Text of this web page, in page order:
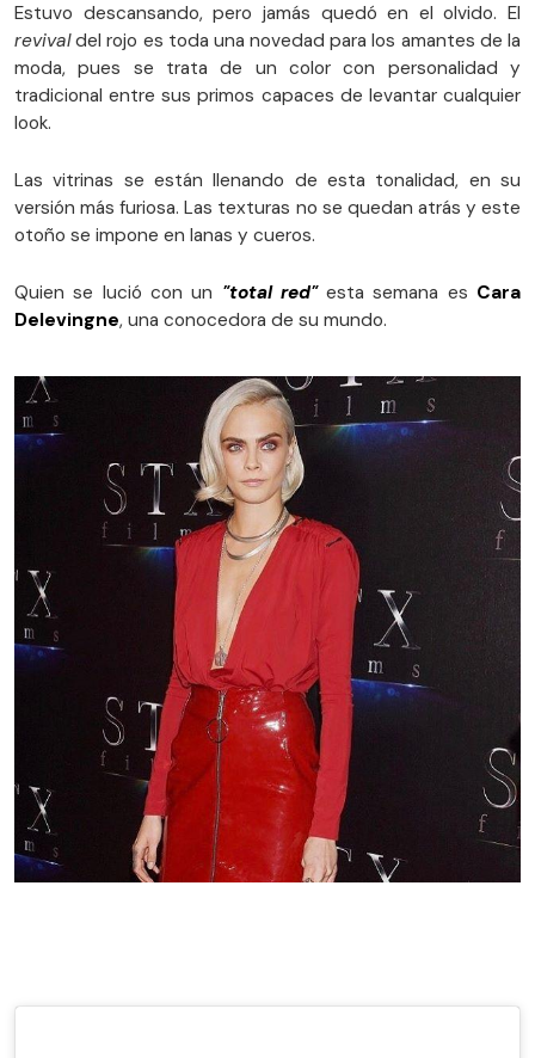
Estuvo descansando, pero jamás quedó en el olvido. El
revivaldel rojo es toda una novedad para los amantes de la
moda, pues se trata de un color con personalidad y
tradicional entre sus primos capaces de levantar cualquier
look.
Las vitrinas se están llenando de esta tonalidad, en su
versión más furiosa. Las texturas no se quedan atrás y este
otoño se impone en lanas y cueros.
Quien se lució con un "total red"esta semana es Cara
Delevingne, una conocedora de su mundo.